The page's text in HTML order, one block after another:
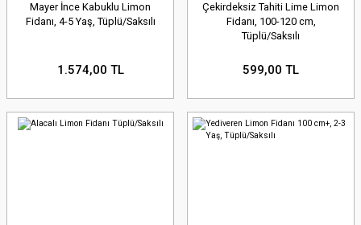
Mayer İnce Kabuklu Limon
Fidanı, 4-5 Yaş, Tüplü/Saksılı
1.574,00 TL
Çekirdeksiz Tahiti Lime Limon
Fidanı, 100-120 cm,
Tüplü/Saksılı
599,00 TL